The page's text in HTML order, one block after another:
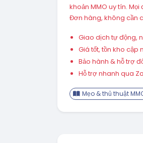
khoản MMO uy tín.
Đơn hàng, không cần
Giao dịch tự động,
Giá tốt, tồn kho
Bảo hành & hỗ trợ
Hỗ trợ nhanh qua
Mẹo & thủ thuật